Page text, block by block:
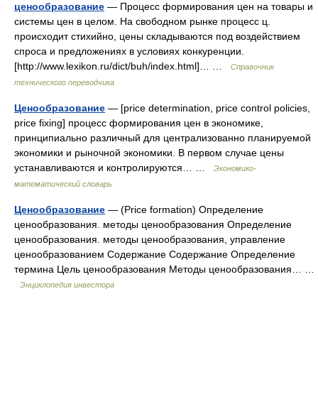
ценообразование — Процесс формирования цен на товары и
системы цен в целом. На свободном рынке процесс ц.
происходит стихийно, цены складываются под воздействием
спроса и предложениях в условиях конкуренции.
[http://www.lexikon.ru/dict/buh/index.html]… …
Справочник
технического переводчика
Ценообразование — [price determination, price control policies,
price fixing] процесс формирования цен в экономике,
принципиально различный для централизованно планируемой
экономики и рыночной экономики. В первом случае цены
устанавливаются и контролируются… …
Экономико-
математический словарь
Ценообразование — (Price formation) Определение
ценообразования. методы ценообразования Определение
ценообразования. методы ценообразования, управление
ценообразованием Содержание Содержание Определение
термина Цель ценообразования Методы ценообразования… …
Энциклопедия инвестора